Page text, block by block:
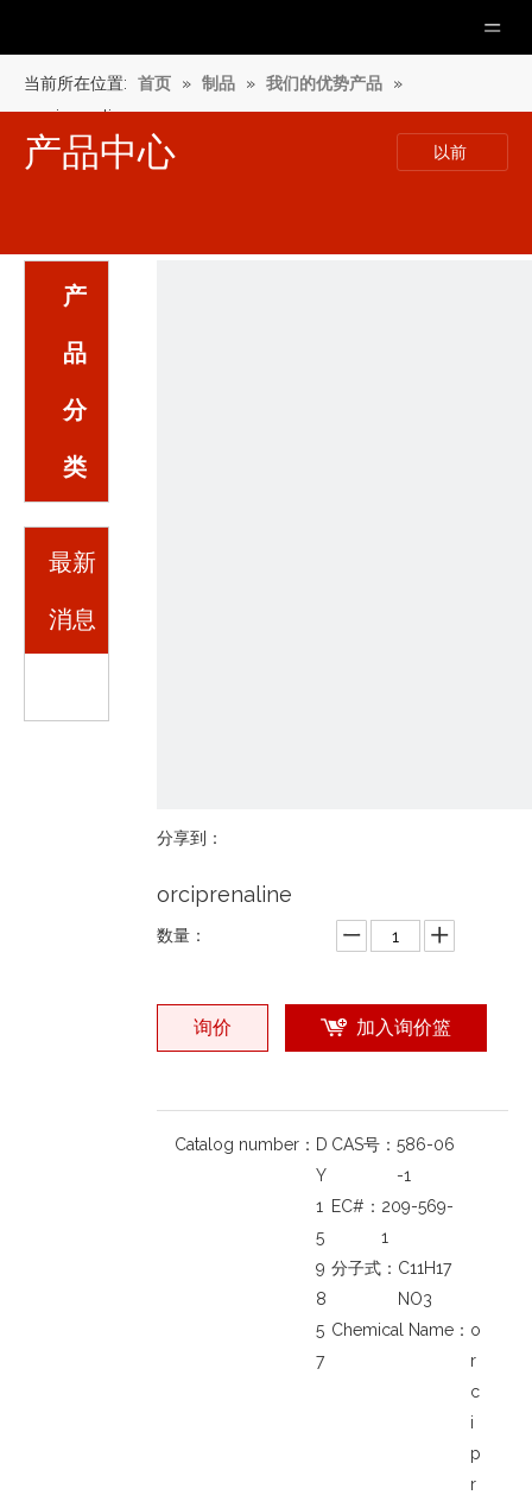
当前所在位置: 首页 » 制品 » 我们的优势产品
»
orciprenaline
产品中心 以前
产
品
分
类
最新
消息
分享到：
orciprenaline
数量：
询价 加入询价篮
Catalog number： D
Y
1
5
9
8
5
7
CAS号：586-06
-1
EC#： 209-569-
1
分子式： C11H17
NO3
Chemical Name： o
r
c
i
p
r